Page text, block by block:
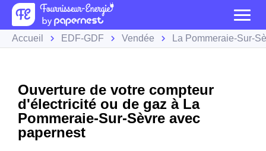
Accueil EDF-GDF Vendée La Pommeraie-Sur-